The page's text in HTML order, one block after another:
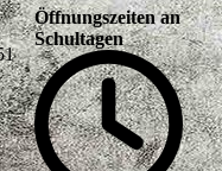
Öffnungszeiten an
Schultagen